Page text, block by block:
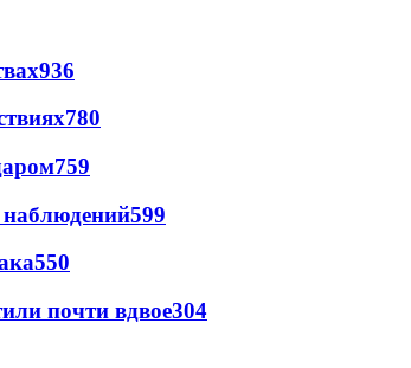
936
780
759
599
550
почти вдвое304